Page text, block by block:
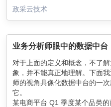
政采云技术
业务分析师眼中的数据中台
对于上面的定义和概念，不了
象，并不能真正地理解。下面
师的视角具像化数据中台的一
它。
某电商平台 Q1 季度某个品类